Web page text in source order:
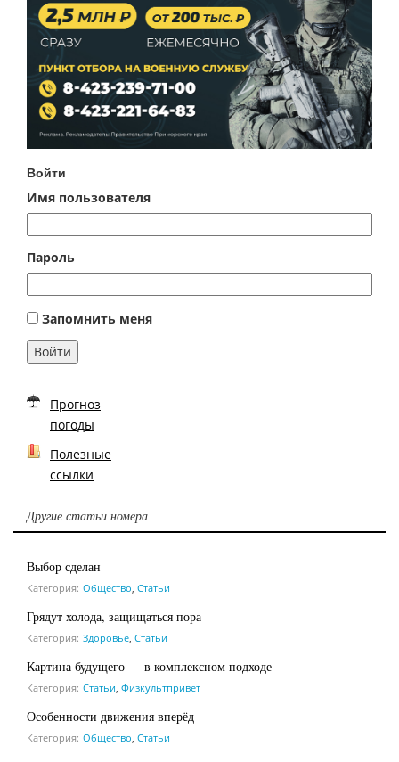
Войти
Имя пользователя
Пароль
Запомнить меня
Войти
Прогноз
погоды
Полезные
ссылки
Другие статьи номера
Выбор сделан
Категория: Общество Статьи
Грядут холода, защищаться пора
Категория: Здоровье Статьи
Картина будущего — в комплексном подходе
Категория: Статьи Физкультпривет
Особенности движения вперёд
Категория: Общество Статьи